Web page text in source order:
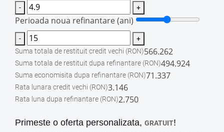
- +
Perioada noua refinantare (ani)
- +
Suma totala de restituit credit vechi (RON)566.262
Suma totala de restituit dupa refinantare (RON)494.924
Suma economisita dupa refinantare (RON)71.337
Rata lunara credit vechi (RON)3.146
Rata luna dupa refinantare (RON)2.750
Primeste o oferta personalizata, GRATUIT!